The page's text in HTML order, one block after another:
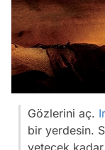
Gözlerini aç.
bir yerdesin.
yetecek kadar